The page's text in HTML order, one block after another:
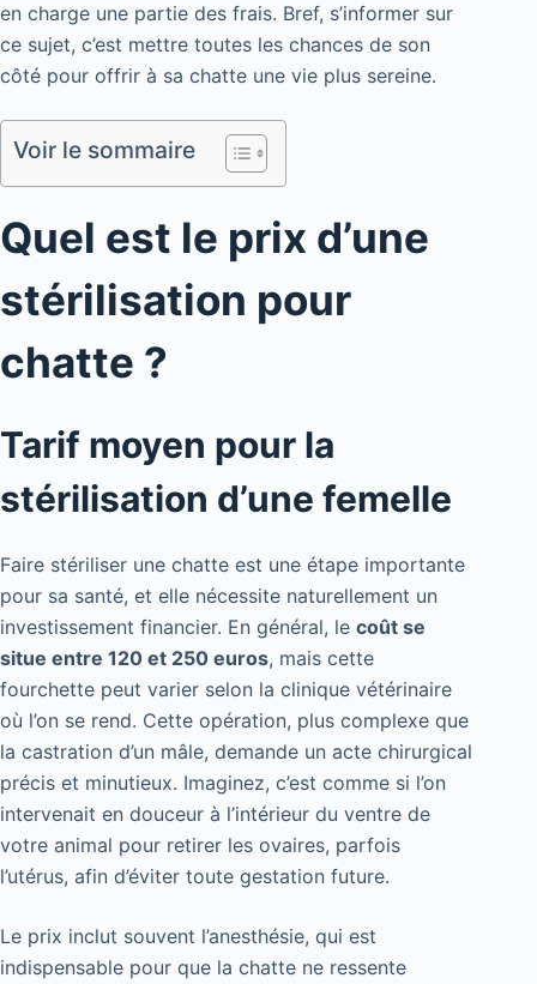
en charge une partie des frais. Bref, s’informer sur
ce sujet, c’est mettre toutes les chances de son
côté pour offrir à sa chatte une vie plus sereine.
Voir le sommaire
Quel est le prix d’une
stérilisation pour
chatte ?
Tarif moyen pour la
stérilisation d’une femelle
Faire stériliser une chatte est une étape importante
pour sa santé, et elle nécessite naturellement un
investissement financier. En général, le coût se
situe entre 120 et 250 euros, mais cette
fourchette peut varier selon la clinique vétérinaire
où l’on se rend. Cette opération, plus complexe que
la castration d’un mâle, demande un acte chirurgical
précis et minutieux. Imaginez, c’est comme si l’on
intervenait en douceur à l’intérieur du ventre de
votre animal pour retirer les ovaires, parfois
l’utérus, afin d’éviter toute gestation future.
Le prix inclut souvent l’anesthésie, qui est
indispensable pour que la chatte ne ressente